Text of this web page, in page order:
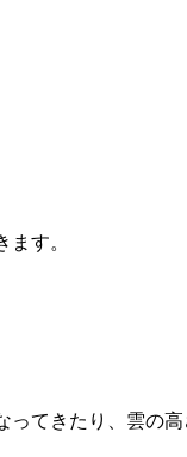
す。
てきたり、雲の